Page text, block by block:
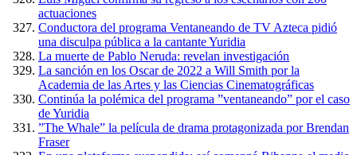
actuaciones
Conductora del programa Ventaneando de TV Azteca pidió
una disculpa pública a la cantante Yuridia
La muerte de Pablo Neruda: revelan investigación
La sanción en los Oscar de 2022 a Will Smith por la
Academia de las Artes y las Ciencias Cinematográficas
Continúa la polémica del programa ”ventaneando” por el caso
de Yuridia
”The Whale” la película de drama protagonizada por Brendan
Fraser